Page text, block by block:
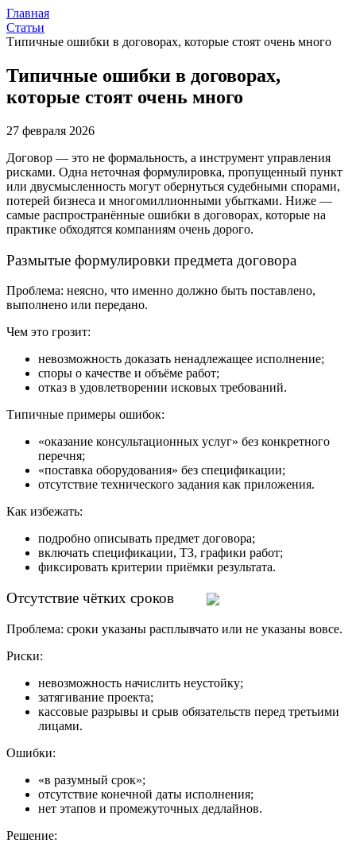
Главная
Статьи
Типичные ошибки в договорах, которые стоят очень много
Типичные ошибки в договорах,
которые стоят очень много
27 февраля 2026
Договор — это не формальность, а инструмент управления
рисками. Одна неточная формулировка, пропущенный пункт
или двусмысленность могут обернуться судебными спорами,
потерей бизнеса и многомиллионными убытками. Ниже —
самые распространённые ошибки в договорах, которые на
практике обходятся компаниям очень дорого.
Размытые формулировки предмета договора
Проблема: неясно, что именно должно быть поставлено,
выполнено или передано.
Чем это грозит:
невозможность доказать ненадлежащее исполнение;
споры о качестве и объёме работ;
отказ в удовлетворении исковых требований.
Типичные примеры ошибок:
«оказание консультационных услуг» без конкретного
перечня;
«поставка оборудования» без спецификации;
отсутствие технического задания как приложения.
Как избежать:
подробно описывать предмет договора;
включать спецификации, ТЗ, графики работ;
фиксировать критерии приёмки результата.
Отсутствие чётких сроков
Проблема: сроки указаны расплывчато или не указаны вовсе.
Риски:
невозможность начислить неустойку;
затягивание проекта;
кассовые разрывы и срыв обязательств перед третьими
лицами.
Ошибки:
«в разумный срок»;
отсутствие конечной даты исполнения;
нет этапов и промежуточных дедлайнов.
Решение: